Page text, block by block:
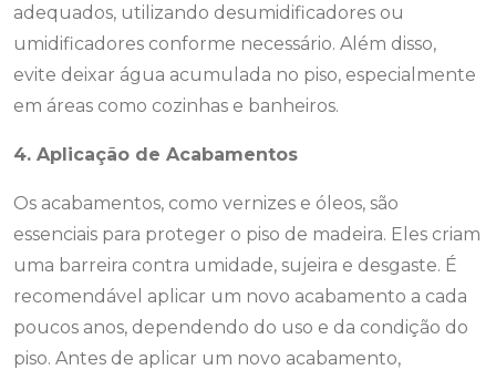
adequados, utilizando desumidificadores ou
umidificadores conforme necessário. Além disso,
evite deixar água acumulada no piso, especialmente
em áreas como cozinhas e banheiros.
4. Aplicação de Acabamentos
Os acabamentos, como vernizes e óleos, são
essenciais para proteger o piso de madeira. Eles criam
uma barreira contra umidade, sujeira e desgaste. É
recomendável aplicar um novo acabamento a cada
poucos anos, dependendo do uso e da condição do
piso. Antes de aplicar um novo acabamento,